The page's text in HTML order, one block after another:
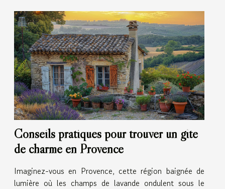
Conseils pratiques pour trouver un gîte
de charme en Provence
Imaginez-vous en Provence, cette région baignée de
lumière où les champs de lavande ondulent sous le